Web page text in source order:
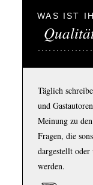
WAS IST
Täglich
und
Meinung zu
Fragen, die
dargestellt
werden.